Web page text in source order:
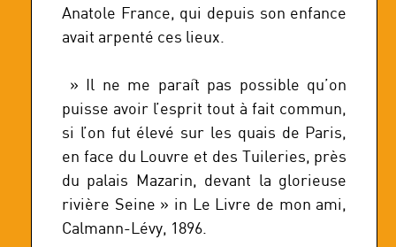
Anatole France, qui depuis son enfance
avait arpenté ces lieux.
» Il ne me paraît pas possible qu’on
puisse avoir l’esprit tout à fait commun,
si l’on fut élevé sur les quais de Paris,
en face du Louvre et des Tuileries, près
du palais Mazarin, devant la glorieuse
rivière Seine » in Le Livre de mon ami,
Calmann-Lévy, 1896.